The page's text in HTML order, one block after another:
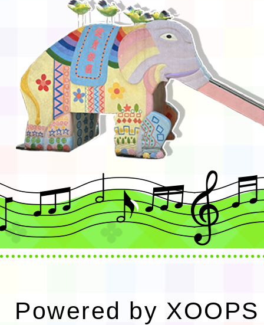
Powered by XOOPS